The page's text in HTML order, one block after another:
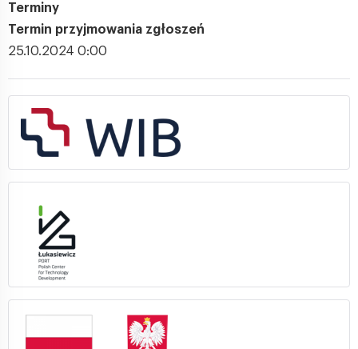
Terminy
Termin przyjmowania zgłoszeń
25.10.2024 0:00